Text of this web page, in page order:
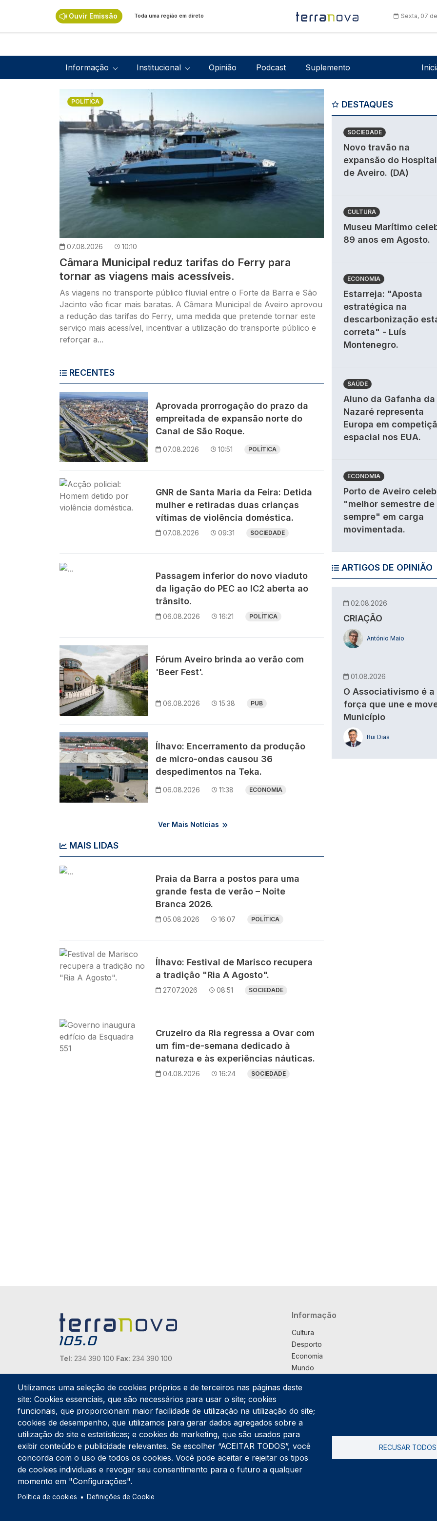
Ouvir Emissão Toda uma região em direto Sexta, 07
Navegação principal
Informação Institucional Opinião Podcast Suplemento
Imagem
POLÍTICA
07.08.2026 10:10
Câmara Municipal reduz tarifas do Ferry para
tornar as viagens mais acessíveis.
As viagens no transporte público fluvial entre o Forte da Barra e São
Jacinto vão ficar mais baratas. A Câmara Municipal de Aveiro aprovou
a redução das tarifas do Ferry, uma medida que pretende tornar este
serviço mais acessível, incentivar a utilização do transporte público e
reforçar a...
RECENTES
Imagem
Aprovada prorrogação do prazo da
empreitada de expansão norte do
Canal de São Roque.
07.08.2026 10:51 POLÍTICA
Imagem
GNR de Santa Maria da Feira: Detida
mulher e retiradas duas crianças
vítimas de violência doméstica.
07.08.2026 09:31 SOCIEDADE
Imagem
Passagem inferior do novo viaduto
da ligação do PEC ao IC2 aberta ao
trânsito.
06.08.2026 16:21 POLÍTICA
Imagem
Fórum Aveiro brinda ao verão com
'Beer Fest'.
06.08.2026 15:38 PUB
Imagem
Ílhavo: Encerramento da produção
de micro-ondas causou 36
despedimentos na Teka.
06.08.2026 11:38 ECONOMIA
Ver Mais Notícias
MAIS LIDAS
Imagem
Praia da Barra a postos para uma
grande festa de verão – Noite
Branca 2026.
05.08.2026 16:07 POLÍTICA
Imagem
Ílhavo: Festival de Marisco recupera
a tradição "Ria A Agosto".
27.07.2026 08:51 SOCIEDADE
Imagem
Cruzeiro da Ria regressa a Ovar com
um fim-de-semana dedicado à
natureza e às experiências náuticas.
04.08.2026 16:24 SOCIEDADE
DESTAQUES
SOCIEDADE
Novo travão na
expansão do Hospital
de Aveiro. (DA)
CULTURA
Museu Marítimo
89 anos em Agosto.
ECONOMIA
Estarreja: "Aposta
estratégica na
descarbonização
correta" - Luís
Montenegro.
SAÚDE
Aluno da Gafanha da
Nazaré representa
Europa em
espacial nos EUA.
ECONOMIA
Porto de Aveiro
"melhor semestre de
sempre" em carga
movimentada.
ARTIGOS DE OPINIÃO
02.08.2026
CRIAÇÃO
António Maio
01.08.2026
O Associativismo é a
força que une e
Município
Rui Dias
Tel: 234 390 100 Fax: 234 390 100
Endereço Postal
Apartado 42
Rua Gil Eanes 31
3834-908 Gafanha da Nazaré
Estúdios
Rua Prior Guerra
Edifício do Centro Cultural da Gafanha da Nazaré
3830-556 Gafanha da Nazaré
Navegação principal
Informação
Cultura
Desporto
Economia
Mundo
País
Praça
Pub
Saúde
Sociedade
Rodapé
Utilizamos uma seleção de cookies próprios e de terceiros nas páginas deste
site: Cookies essenciais, que são necessários para usar o site; cookies
funcionais, que proporcionam maior facilidade de utilização na utilização do site;
cookies de desempenho, que utilizamos para gerar dados agregados sobre a
utilização do site e estatísticas; e cookies de marketing, que são usados para
exibir conteúdo e publicidade relevantes. Se escolher “ACEITAR TODOS”, você
concorda com o uso de todos os cookies. Você pode aceitar e rejeitar os tipos
de cookies individuais e revogar seu consentimento para o futuro a qualquer
momento em "Configurações".
Política de cookies Definições de Cookie
RECUSAR TODOS